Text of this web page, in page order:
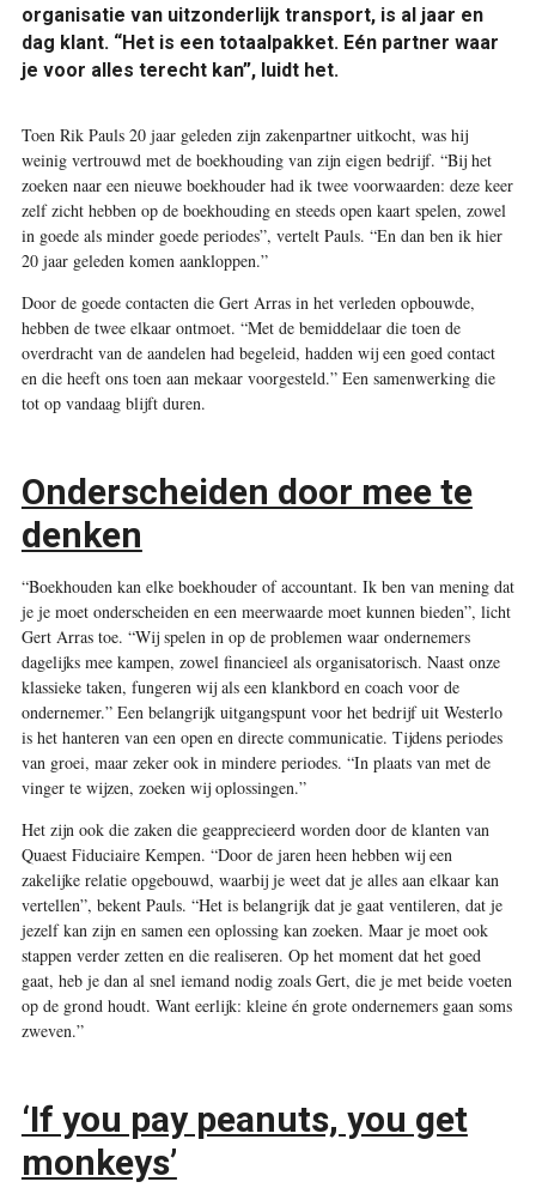
organisatie van uitzonderlijk transport, is al jaar en
dag klant. “Het is een totaalpakket. Eén partner waar
je voor alles terecht kan”, luidt het.
Toen Rik Pauls 20 jaar geleden zijn zakenpartner uitkocht, was hij
weinig vertrouwd met de boekhouding van zijn eigen bedrijf. “Bij het
zoeken naar een nieuwe boekhouder had ik twee voorwaarden: deze keer
zelf zicht hebben op de boekhouding en steeds open kaart spelen, zowel
in goede als minder goede periodes”, vertelt Pauls. “En dan ben ik hier
20 jaar geleden komen aankloppen.”
Door de goede contacten die Gert Arras in het verleden opbouwde,
hebben de twee elkaar ontmoet. “Met de bemiddelaar die toen de
overdracht van de aandelen had begeleid, hadden wij een goed contact
en die heeft ons toen aan mekaar voorgesteld.” Een samenwerking die
tot op vandaag blijft duren.
Onderscheiden door mee te
denken
“Boekhouden kan elke boekhouder of accountant. Ik ben van mening dat
je je moet onderscheiden en een meerwaarde moet kunnen bieden”, licht
Gert Arras toe. “Wij spelen in op de problemen waar ondernemers
dagelijks mee kampen, zowel financieel als organisatorisch. Naast onze
klassieke taken, fungeren wij als een klankbord en coach voor de
ondernemer.” Een belangrijk uitgangspunt voor het bedrijf uit Westerlo
is het hanteren van een open en directe communicatie. Tijdens periodes
van groei, maar zeker ook in mindere periodes. “In plaats van met de
vinger te wijzen, zoeken wij oplossingen.”
Het zijn ook die zaken die geapprecieerd worden door de klanten van
Quaest Fiduciaire Kempen. “Door de jaren heen hebben wij een
zakelijke relatie opgebouwd, waarbij je weet dat je alles aan elkaar kan
vertellen”, bekent Pauls. “Het is belangrijk dat je gaat ventileren, dat je
jezelf kan zijn en samen een oplossing kan zoeken. Maar je moet ook
stappen verder zetten en die realiseren. Op het moment dat het goed
gaat, heb je dan al snel iemand nodig zoals Gert, die je met beide voeten
op de grond houdt. Want eerlijk: kleine én grote ondernemers gaan soms
zweven.”
‘If you pay peanuts, you get
monkeys’